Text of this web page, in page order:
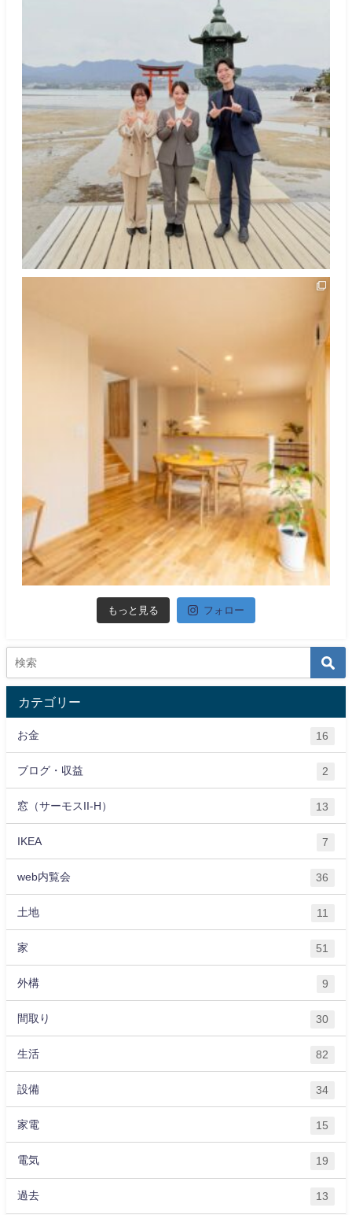
もっと見る フォロー
カテゴリー
お金 16
ブログ・収益 2
窓（サーモスII-H） 13
IKEA 7
web内覧会 36
土地 11
家 51
外構 9
間取り 30
生活 82
設備 34
家電 15
電気 19
過去 13